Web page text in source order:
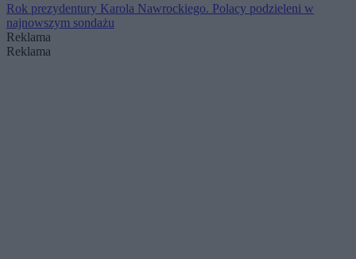
Rok prezydentury Karola Nawrockiego. Polacy podzieleni w
najnowszym sondażu
Reklama
Reklama